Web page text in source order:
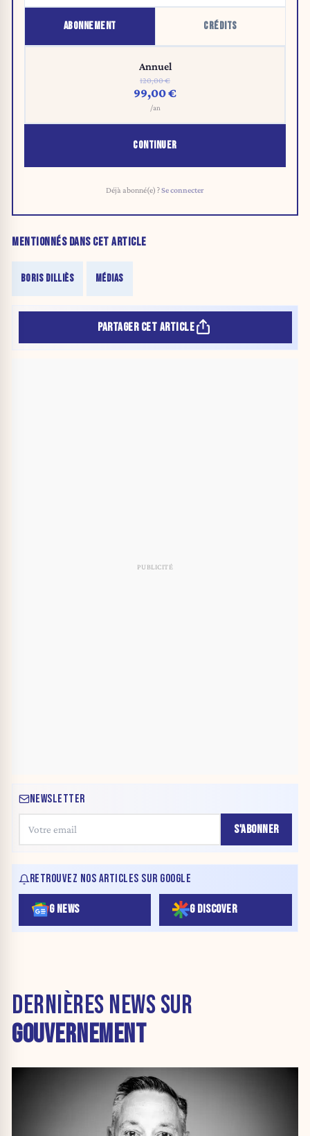
ABONNEMENT CRÉDITS
Annuel
120,00 €
99,00 €
/an
CONTINUER
Déjà abonné(e) ?Se connecter
MENTIONNÉS DANS CET ARTICLE
BORIS DILLIÈS MÉDIAS
PARTAGER CET ARTICLE
NEWSLETTER
S'ABONNER
RETROUVEZ NOS ARTICLES SUR GOOGLE
G NEWS G DISCOVER
DERNIÈRES NEWS SUR
GOUVERNEMENT